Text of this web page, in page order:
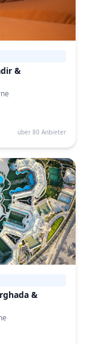
&
über 80 Anbieter
&